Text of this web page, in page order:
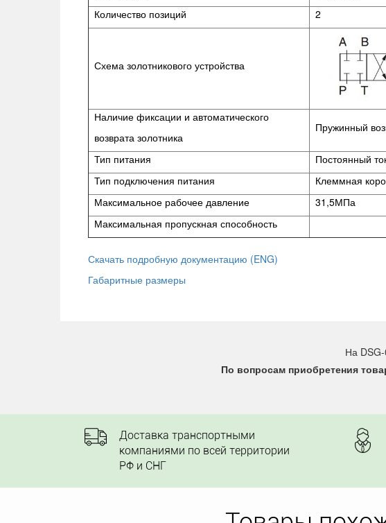
Количество позиций
2
Схема золотникового устройства
Наличие фиксации и автоматического
возврата золотника
Пружинный
Тип питания
Постоянный
Тип подключения питания
Клеммная
Максимальное рабочее давление
31,5МПа
Максимальная пропускная способность
Скачать подробную документацию (ENG)
Габаритные размеры
На
По вопросам приобретения
Доставка транспортными
компаниями по всей территории
РФ и СНГ